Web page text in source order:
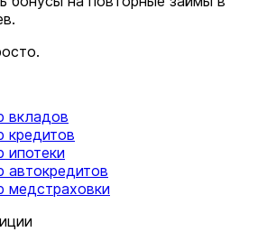
вкладов
кредитов
ипотеки
автокредитов
медстраховки